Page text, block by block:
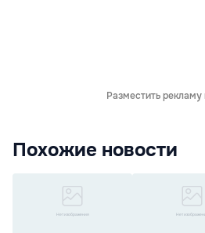
Разместить рекламу
Похожие новости